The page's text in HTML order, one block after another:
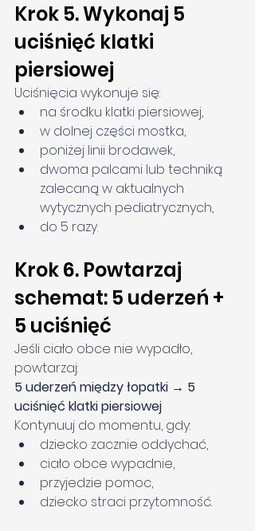
Krok 5. Wykonaj 5
uciśnięć klatki
piersiowej
Uciśnięcia wykonuje się:
na środku klatki piersiowej,
w dolnej części mostka,
poniżej linii brodawek,
dwoma palcami lub techniką
zalecaną w aktualnych
wytycznych pediatrycznych,
do 5 razy.
Krok 6. Powtarzaj
schemat: 5 uderzeń +
5 uciśnięć
Jeśli ciało obce nie wypadło,
powtarzaj:
5 uderzeń między łopatki → 5
uciśnięć klatki piersiowej
Kontynuuj do momentu, gdy:
dziecko zacznie oddychać,
ciało obce wypadnie,
przyjedzie pomoc,
dziecko straci przytomność.